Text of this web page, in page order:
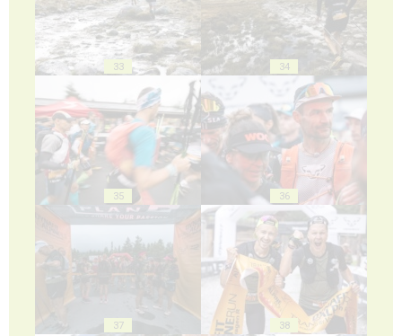
33 34
35 36
37 38